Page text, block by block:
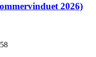
2026)